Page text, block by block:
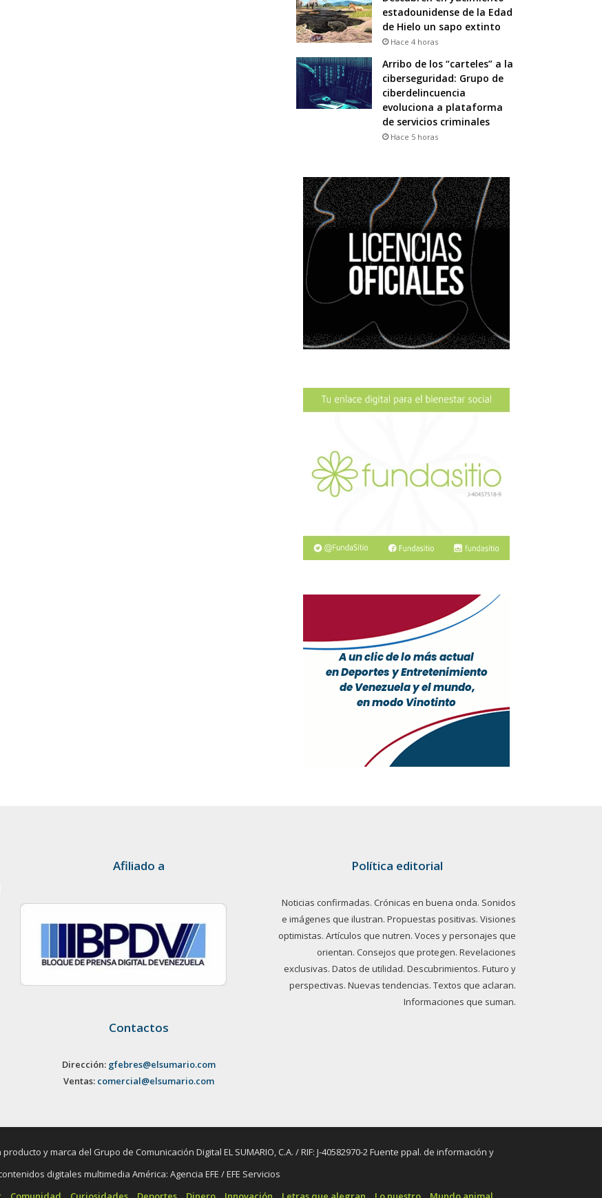
estadounidense de la Edad
de Hielo un sapo extinto
Hace 4 horas
Arribo de los “carteles” a la
ciberseguridad: Grupo de
ciberdelincuencia
evoluciona a plataforma
de servicios criminales
Hace 5 horas
Afiliado a
Contactos
Dirección: gfebres@elsumario.com
Ventas: comercial@elsumario.com
Política editorial
Noticias confirmadas. Crónicas en buena onda. Sonidos
e imágenes que ilustran. Propuestas positivas. Visiones
optimistas. Artículos que nutren. Voces y personajes que
orientan. Consejos que protegen. Revelaciones
exclusivas. Datos de utilidad. Descubrimientos. Futuro y
perspectivas. Nuevas tendencias. Textos que aclaran.
Informaciones que suman.
y marca del Grupo de Comunicación Digital EL SUMARIO, C.A. / RIF: J-40582970-2 Fuente ppal. de información y
digitales multimedia América: Agencia EFE / EFE Servicios